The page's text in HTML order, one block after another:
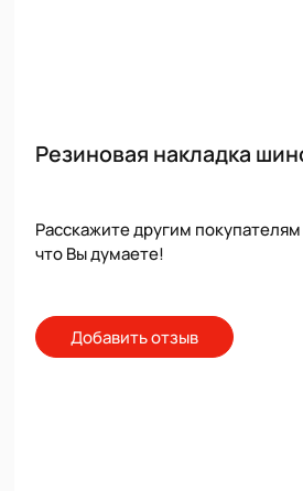
Резиновая накладка
Расскажите другим
что Вы думаете!
Добавить отзыв